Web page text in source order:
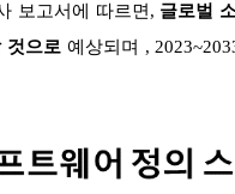
보고서에 따르면, 글로벌
것으로 예상되며 ,